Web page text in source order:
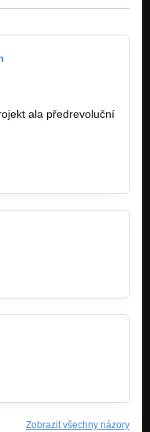
ala předrevoluční
Zobrazit všechny názory